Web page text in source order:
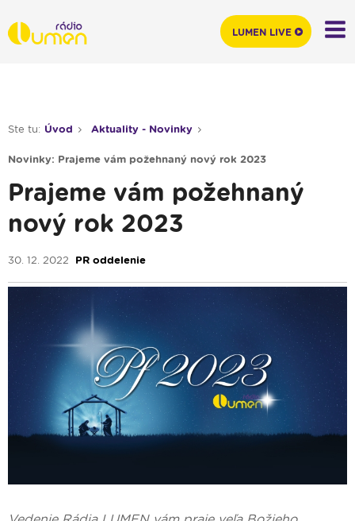
Ste tu: Úvod Aktuality - Novinky
Novinky: Prajeme vám požehnaný nový rok 2023
Prajeme vám požehnaný
nový rok 2023
30. 12. 2022 PR oddelenie
LUMEN LIVE